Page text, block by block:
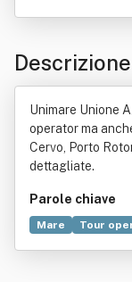
nti
Unimare Unione
operator ma
Cervo, Porto
dettagliate.
Parole chiave
Mare Tour